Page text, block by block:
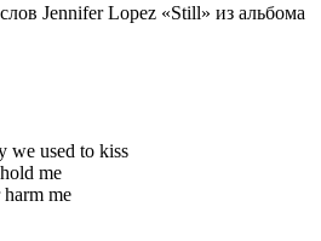
Jennifer Lopez «Still» из альбома
we used to kiss
me
me